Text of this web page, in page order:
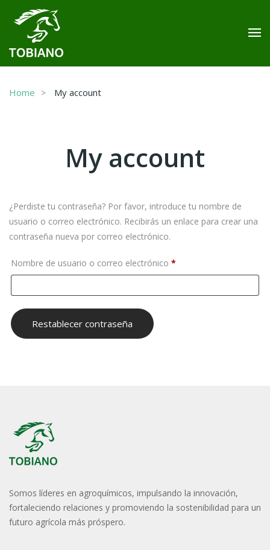
Home My account
My account
¿Perdiste tu contraseña? Por favor, introduce tu nombre de
usuario o correo electrónico. Recibirás un enlace para crear una
contraseña nueva por correo electrónico.
Nombre de usuario o correo electrónico *
Restablecer contraseña
Somos líderes en agroquímicos, impulsando la innovación,
fortaleciendo relaciones y promoviendo la sostenibilidad para un
futuro agrícola más próspero.